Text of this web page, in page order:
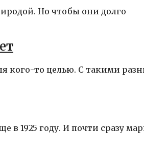
Но чтобы они долго
кого-то целью. С такими
в 1925 году. И почти сразу